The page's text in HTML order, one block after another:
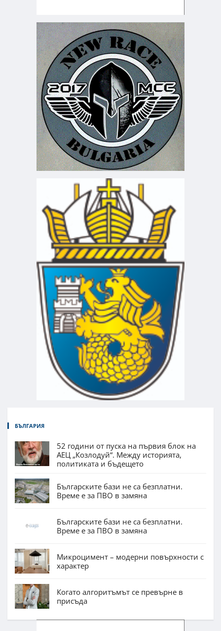
БЪЛГАРИЯ
52 години от пуска на първия блок на
АЕЦ „Козлодуй“. Между историята,
политиката и бъдещето
Българските бази не са безплатни.
Време е за ПВО в замяна
Българските бази не са безплатни.
Време е за ПВО в замяна
Микроцимент – модерни повърхности с
характер
Когато алгоритъмът се превърне в
присъда